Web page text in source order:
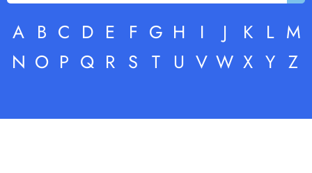
A B C D E F G H I J K L M
N O P Q R S T U V W X Y Z